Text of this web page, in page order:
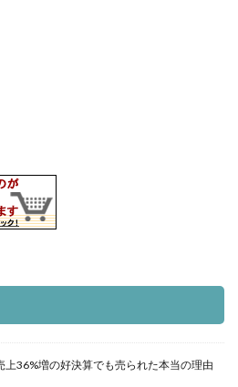
36%増の好決算でも売られた本当の理由